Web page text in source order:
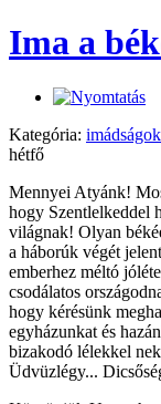
Ima a
Kategória:
hétfő
Mennyei Atyánk!
hogy Szentlelkeddel
világnak! Olyan
a háborúk végét
emberhez méltó
csodálatos
hogy kérésünk
egyházunkat és
bizakodó lélekkel
Üdvüzlégy...